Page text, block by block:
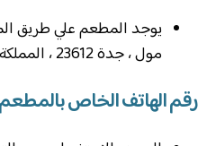
يوجد المطعم علي طريق
مول ، جدة 23612 ، المملكة العربية السعودية.
رقم الهاتف الخاص بالمطعم